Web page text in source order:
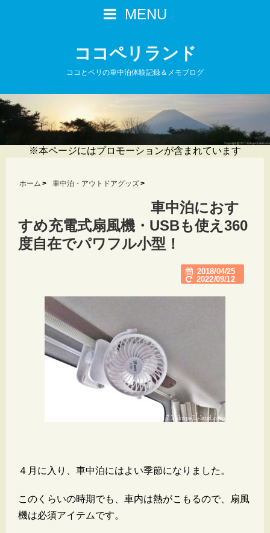
MENU
ココペリランド
ココとペリの車中泊体験記録＆メモブログ
※本ページにはプロモーションが含まれています
ホーム 車中泊・アウトドアグッズ
車中泊におす
すめ充電式扇風機・USBも使え360
度自在でパワフル小型！
2018/04/25
2022/09/12
４月に入り、車中泊にはよい季節になりました。
このくらいの時期でも、車内は熱がこもるので、扇風
機は必須アイテムです。